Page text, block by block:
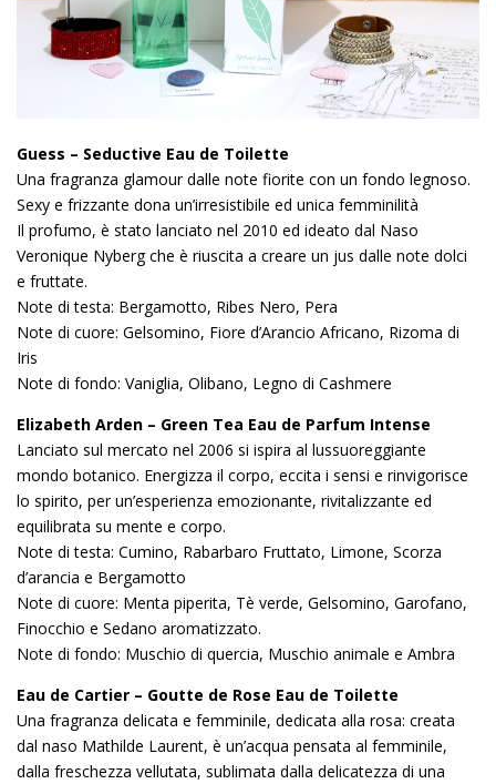
Guess – Seductive Eau de Toilette
Una fragranza glamour dalle note fiorite con un fondo legnoso.
Sexy e frizzante dona un’irresistibile ed unica femminilità
Il profumo, è stato lanciato nel 2010 ed ideato dal Naso
Veronique Nyberg che è riuscita a creare un jus dalle note dolci
e fruttate.
Note di testa: Bergamotto, Ribes Nero, Pera
Note di cuore: Gelsomino, Fiore d’Arancio Africano, Rizoma di
Iris
Note di fondo: Vaniglia, Olibano, Legno di Cashmere
Elizabeth Arden – Green Tea Eau de Parfum Intense
Lanciato sul mercato nel 2006 si ispira al lussuoreggiante
mondo botanico. Energizza il corpo, eccita i sensi e rinvigorisce
lo spirito, per un’esperienza emozionante, rivitalizzante ed
equilibrata su mente e corpo.
Note di testa: Cumino, Rabarbaro Fruttato, Limone, Scorza
d’arancia e Bergamotto
Note di cuore: Menta piperita, Tè verde, Gelsomino, Garofano,
Finocchio e Sedano aromatizzato.
Note di fondo: Muschio di quercia, Muschio animale e Ambra
Eau de Cartier – Goutte de Rose Eau de Toilette
Una fragranza delicata e femminile, dedicata alla rosa: creata
dal naso Mathilde Laurent, è un’acqua pensata al femminile,
dalla freschezza vellutata, sublimata dalla delicatezza di una